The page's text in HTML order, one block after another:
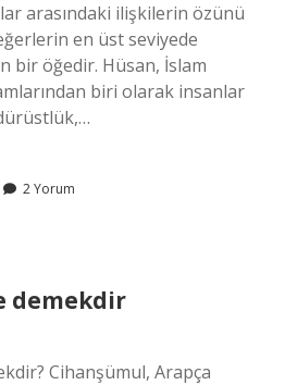
arasındaki ilişkilerin özünü
en üst seviyede
bir öğedir. Hüsan, İslam
biri olarak insanlar
2 Yorum
demekdir
Cihanşümul, Arapça